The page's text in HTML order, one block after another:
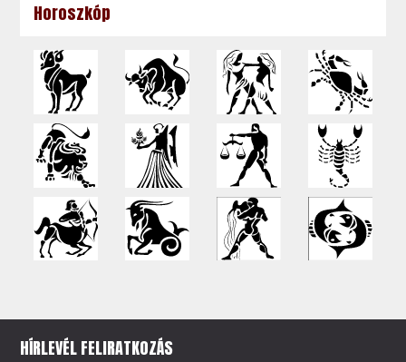
Horoszkóp
HÍRLEVÉL FELIRATKOZÁS